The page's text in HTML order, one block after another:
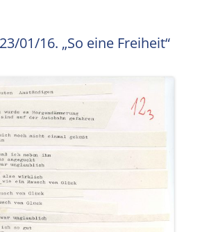
01/16. „So eine Freiheit“